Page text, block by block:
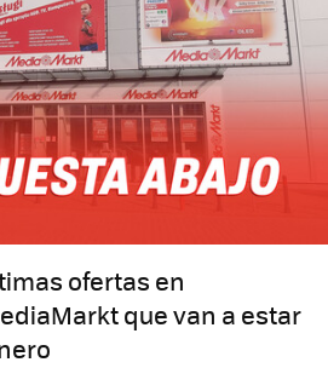
ofertas en
que van a estar